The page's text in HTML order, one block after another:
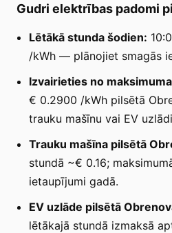
Gudri elektrības padomi
Lētākā stunda šodien:
/kWh — plānojiet smagās
Izvairieties no
€ 0.2900 /kWh pilsētā
trauku mašīnu vai EV
Trauku mašīna pilsētā
stundā ~€ 0.16;
ietaupījumi gadā.
EV uzlāde pilsētā
lētākajā stundā izmaksā